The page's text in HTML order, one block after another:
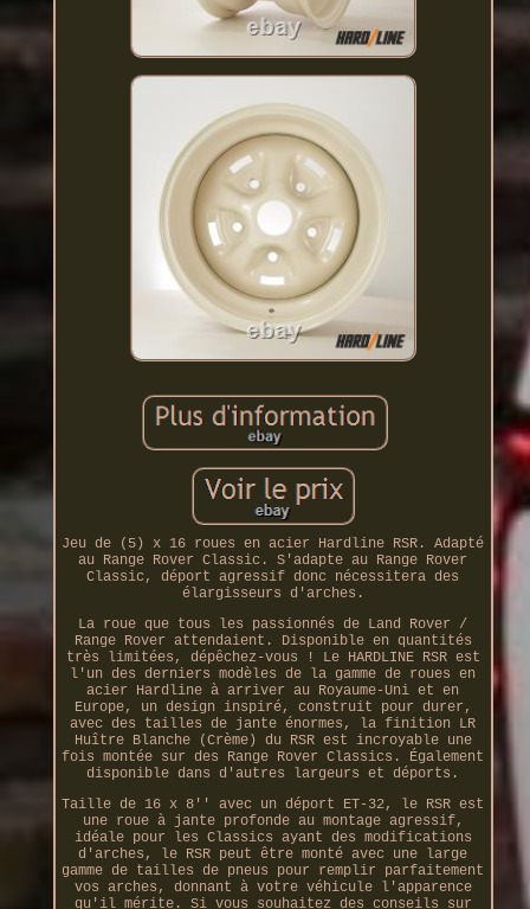
Jeu de (5) x 16 roues en acier Hardline RSR. Adapté
au Range Rover Classic. S'adapte au Range Rover
Classic, déport agressif donc nécessitera des
élargisseurs d'arches.
La roue que tous les passionnés de Land Rover /
Range Rover attendaient. Disponible en quantités
très limitées, dépêchez-vous ! Le HARDLINE RSR est
l'un des derniers modèles de la gamme de roues en
acier Hardline à arriver au Royaume-Uni et en
Europe, un design inspiré, construit pour durer,
avec des tailles de jante énormes, la finition LR
Huître Blanche (Crème) du RSR est incroyable une
fois montée sur des Range Rover Classics. Également
disponible dans d'autres largeurs et déports.
Taille de 16 x 8'' avec un déport ET-32, le RSR est
une roue à jante profonde au montage agressif,
idéale pour les Classics ayant des modifications
d'arches, le RSR peut être monté avec une large
gamme de tailles de pneus pour remplir parfaitement
vos arches, donnant à votre véhicule l'apparence
qu'il mérite. Si vous souhaitez des conseils sur